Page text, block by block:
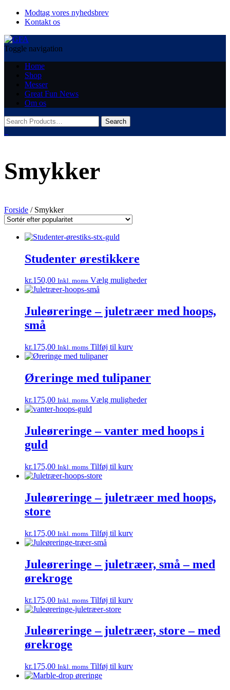
Modtag vores nyhedsbrev
Kontakt os
Toggle navigation
Home
Shop
Messer
Great Fun News
Om os
Smykker
Forside / Smykker
Studenter ørestikkere
kr.150,00 Inkl. moms Vælg mulighederDette
flere
varianter.
Juleøreringe – juletræer med hoops,
små
kr.175,00 Inkl. moms Tilføj til kurv
Øreringe med tulipaner
kr.175,00 Inkl. moms Vælg mulighederDette
varianter.
Juleøreringe – vanter med hoops i
guld
kr.175,00 Inkl. moms Tilføj til kurv
Juleøreringe – juletræer med hoops,
store
kr.175,00 Inkl. moms Tilføj til kurv
Juleøreringe – juletræer, små – med
ørekroge
kr.175,00 Inkl. moms Tilføj til kurv
Juleøreringe – juletræer, store – med
ørekroge
kr.175,00 Inkl. moms Tilføj til kurv